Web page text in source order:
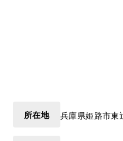
所在地 兵庫県姫路市東